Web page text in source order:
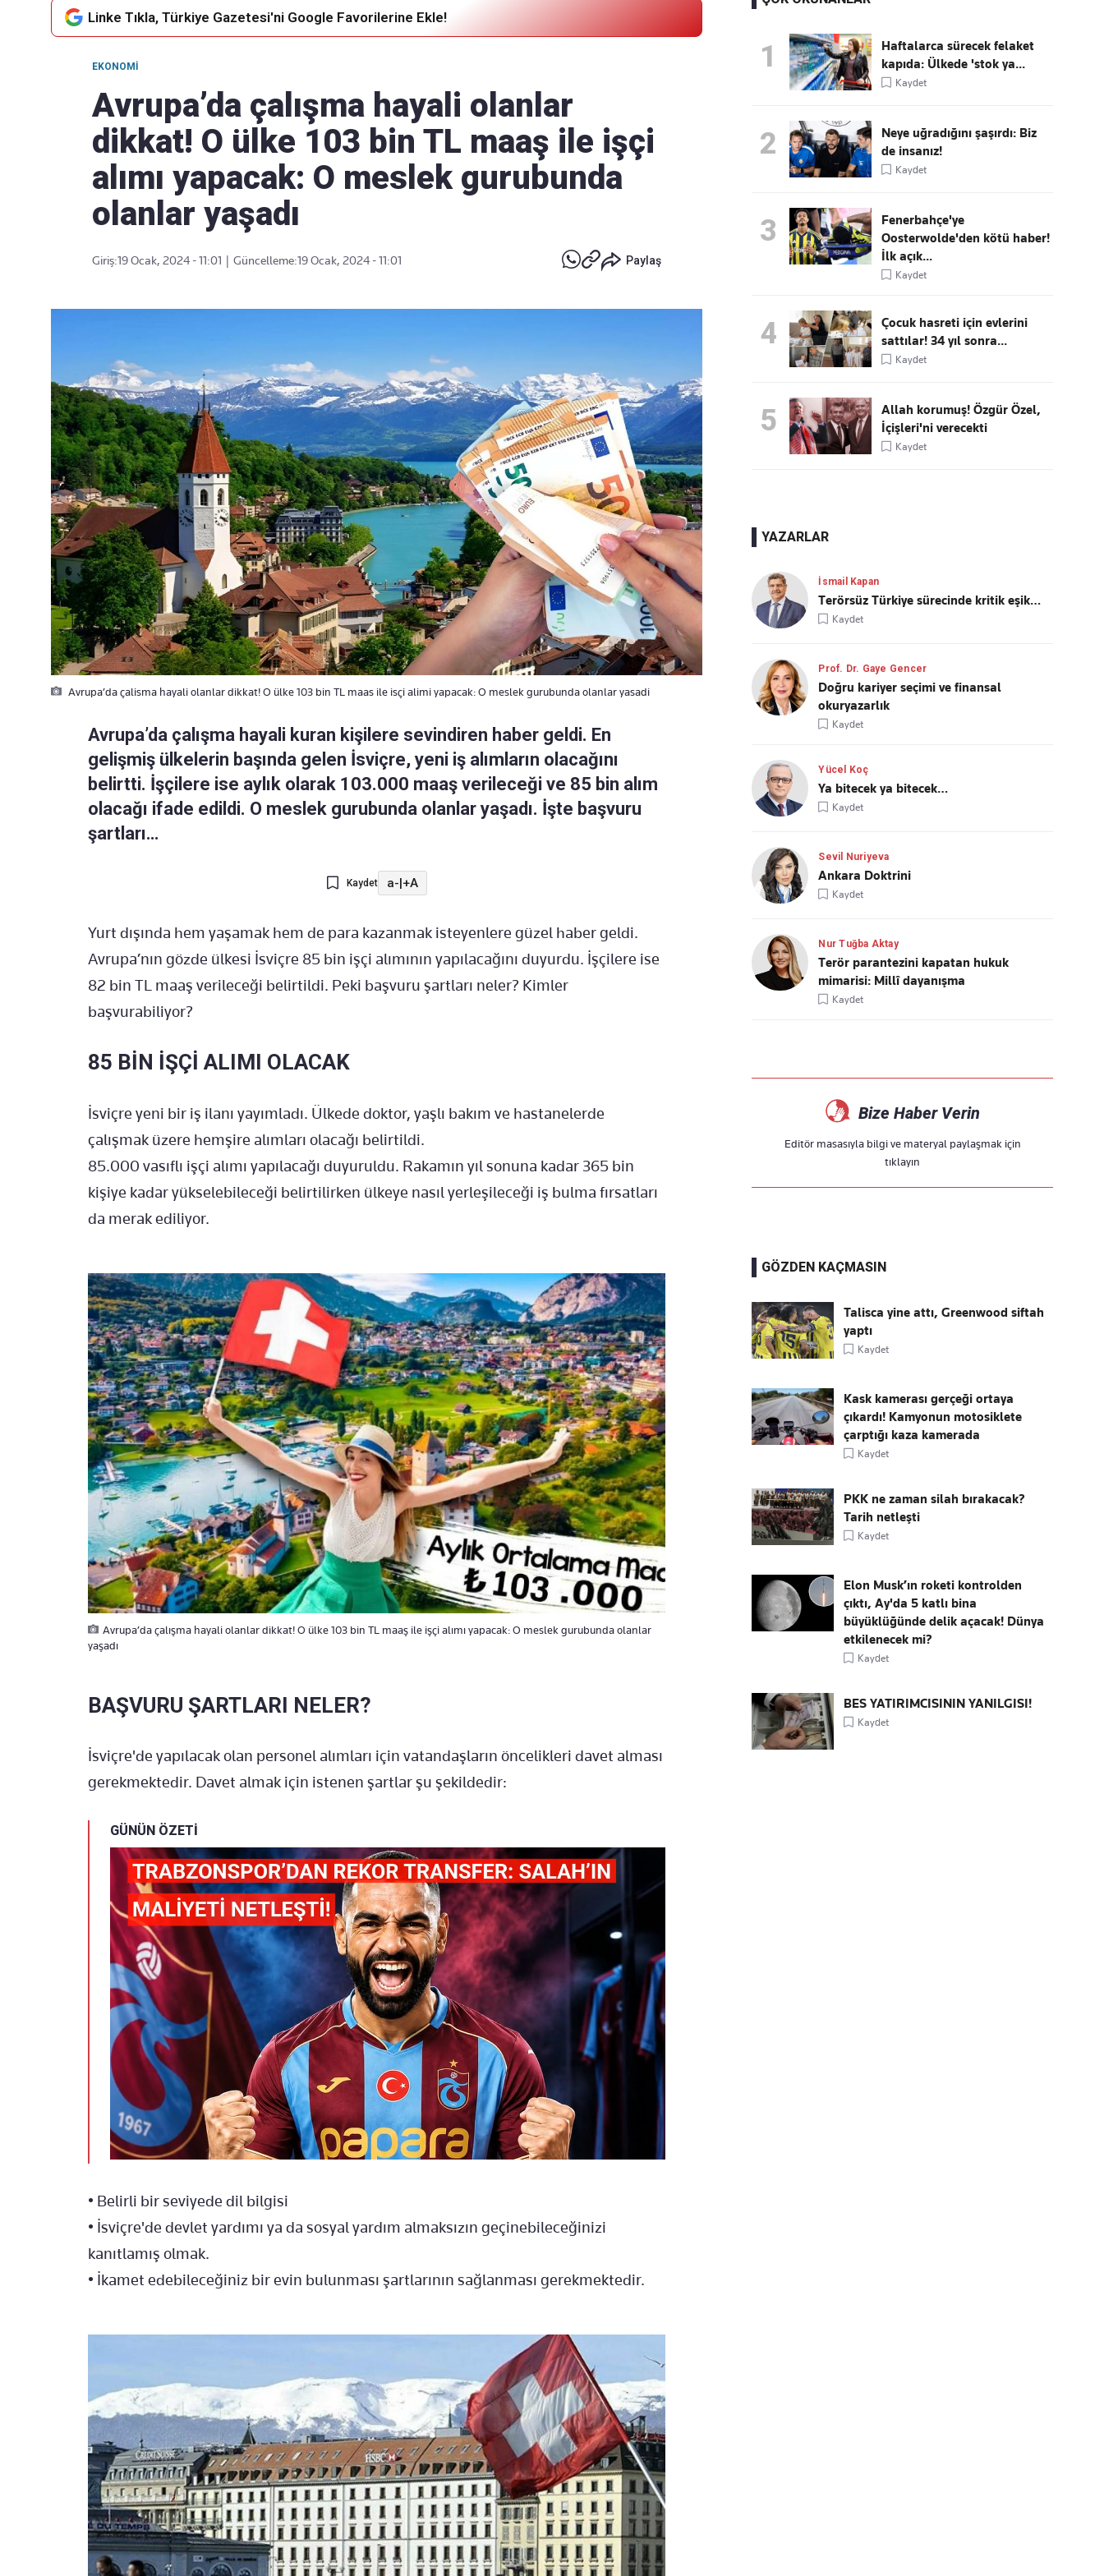
akışımıza ulaşın
göndermek içintıklayın
Kaçırmayın
Ücretsiz üye olun, gündemi
Linke Tıkla, Türkiye Gazetesi'ni Google Favorilerine Ekle!
EKONOMI
Avrupa’da çalışma hayali olanlar
dikkat! O ülke 103 bin TL maaş ile işçi
alımı yapacak: O meslek gurubunda
olanlar yaşadı
Giriş:19 Ocak, 2024 - 11:01 Güncelleme:19 Ocak, 2024 - 11:01 Paylaş
Avrupa’da çalisma hayali olanlar dikkat! O ülke 103 bin TL maas ile isçi alimi yapacak: O meslek gurubunda olanlar yasadi
Avrupa’da çalışma hayali kuran kişilere sevindiren haber geldi. En
gelişmiş ülkelerin başında gelen İsviçre, yeni iş alımların olacağını
belirtti. İşçilere ise aylık olarak 103.000 maaş verileceği ve 85 bin alım
olacağı ifade edildi. O meslek gurubunda olanlar yaşadı. İşte başvuru
şartları…
Kaydet a-|+A
Yurt dışında hem yaşamak hem de para kazanmak isteyenlere güzel haber geldi.
Avrupa’nın gözde ülkesi İsviçre 85 bin işçi alımının yapılacağını duyurdu. İşçilere ise
82 bin TL maaş verileceği belirtildi. Peki başvuru şartları neler? Kimler
başvurabiliyor?
85 BİN İŞÇİ ALIMI OLACAK
İsviçre yeni bir iş ilanı yayımladı. Ülkede doktor, yaşlı bakım ve hastanelerde
çalışmak üzere hemşire alımları olacağı belirtildi.
85.000 vasıflı işçi alımı yapılacağı duyuruldu. Rakamın yıl sonuna kadar 365 bin
kişiye kadar yükselebileceği belirtilirken ülkeye nasıl yerleşileceği iş bulma fırsatları
da merak ediliyor.
Avrupa’da çalışma hayali olanlar dikkat! O ülke 103 bin TL maaş ile işçi alımı yapacak: O meslek gurubunda olanlar
yaşadı
BAŞVURU ŞARTLARI NELER?
İsviçre'de yapılacak olan personel alımları için vatandaşların öncelikleri davet alması
gerekmektedir. Davet almak için istenen şartlar şu şekildedir:
GÜNÜN ÖZETİ
• Belirli bir seviyede dil bilgisi
• İsviçre'de devlet yardımı ya da sosyal yardım almaksızın geçinebileceğinizi
kanıtlamış olmak.
• İkamet edebileceğiniz bir evin bulunması şartlarının sağlanması gerekmektedir.
1
Haftalarca sürecek felaket
kapıda: Ülkede 'stok ya...
Kaydet
2
Neye uğradığını şaşırdı: Biz
de insanız!
Kaydet
3
Fenerbahçe'ye
Oosterwolde'den kötü haber!
İlk açık...
Kaydet
4
Çocuk hasreti için evlerini
sattılar! 34 yıl sonra...
Kaydet
5
Allah korumuş! Özgür Özel,
İçişleri'ni verecekti
Kaydet
YAZARLAR
İsmail Kapan
Terörsüz Türkiye sürecinde kritik eşik…
Kaydet
Prof. Dr. Gaye Gencer
Doğru kariyer seçimi ve finansal
okuryazarlık
Kaydet
Yücel Koç
Ya bitecek ya bitecek…
Kaydet
Sevil Nuriyeva
Ankara Doktrini
Kaydet
Nur Tuğba Aktay
Terör parantezini kapatan hukuk
mimarisi: Millî dayanışma
Kaydet
Bize Haber Verin
Editör masasıyla bilgi ve materyal paylaşmak için
tıklayın
GÖZDEN KAÇMASIN
Talisca yine attı, Greenwood siftah
yaptı
Kaydet
Kask kamerası gerçeği ortaya
çıkardı! Kamyonun motosiklete
çarptığı kaza kamerada
Kaydet
PKK ne zaman silah bırakacak?
Tarih netleşti
Kaydet
Elon Musk’ın roketi kontrolden
çıktı, Ay'da 5 katlı bina
büyüklüğünde delik açacak! Dünya
etkilenecek mi?
Kaydet
BES YATIRIMCISININ YANILGISI!
Kaydet